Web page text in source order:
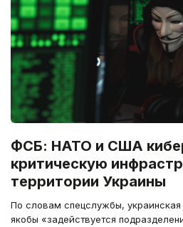
ФСБ: НАТО и США
критическую
территории Украины
По словам спецслужбы, украинская
якобы «задействуется